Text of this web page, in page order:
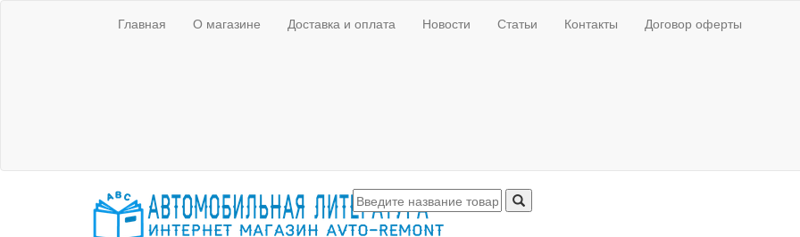
Главная О магазине Доставка и оплата Новости Статьи Контакты Договор оферты